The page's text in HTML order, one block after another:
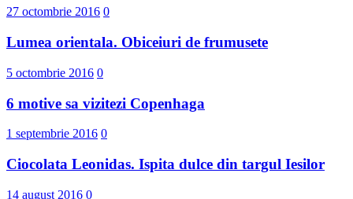
27 octombrie 2016 0
Lumea orientala. Obiceiuri de frumusete
5 octombrie 2016 0
6 motive sa vizitezi Copenhaga
1 septembrie 2016 0
Ciocolata Leonidas. Ispita dulce din targul Iesilor
14 august 2016 0